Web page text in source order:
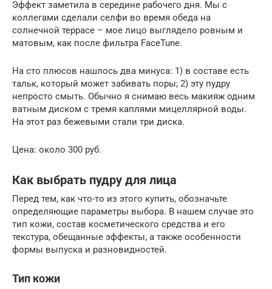
Эффект заметила в середине рабочего дня. Мы с
коллегами сделали селфи во время обеда на
солнечной террасе – мое лицо выглядело ровным и
матовым, как после фильтра FaceTune.
На сто плюсов нашлось два минуса: 1) в составе есть
тальк, который может забивать поры; 2) эту пудру
непросто смыть. Обычно я снимаю весь макияж одним
ватным диском с тремя каплями мицеллярной воды.
На этот раз бежевыми стали три диска.
Цена: около 300 руб.
Как выбрать пудру для лица
Перед тем, как что-то из этого купить, обозначьте
определяющие параметры выбора. В нашем случае это
тип кожи, состав косметического средства и его
текстура, обещанные эффекты, а также особенности
формы выпуска и разновидностей.
Тип кожи